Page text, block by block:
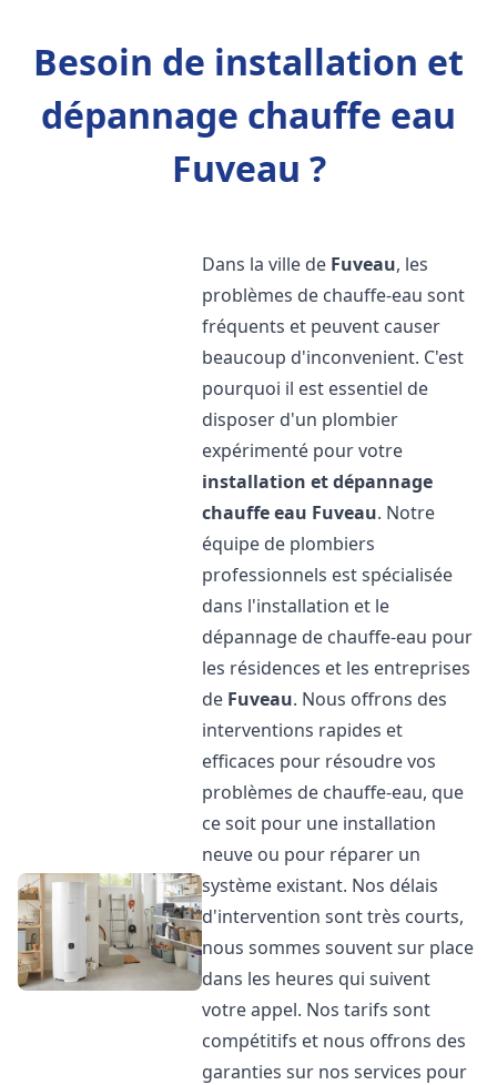
Besoin de installation et
dépannage chauffe eau
Fuveau ?
Dans la ville de Fuveau, les
problèmes de chauffe-eau sont
fréquents et peuvent causer
beaucoup d'inconvenient. C'est
pourquoi il est essentiel de
disposer d'un plombier
expérimenté pour votre
installation et dépannage
chauffe eau Fuveau. Notre
équipe de plombiers
professionnels est spécialisée
dans l'installation et le
dépannage de chauffe-eau pour
les résidences et les entreprises
de Fuveau. Nous offrons des
interventions rapides et
efficaces pour résoudre vos
problèmes de chauffe-eau, que
ce soit pour une installation
neuve ou pour réparer un
système existant. Nos délais
d'intervention sont très courts,
nous sommes souvent sur place
dans les heures qui suivent
votre appel. Nos tarifs sont
compétitifs et nous offrons des
garanties sur nos services pour